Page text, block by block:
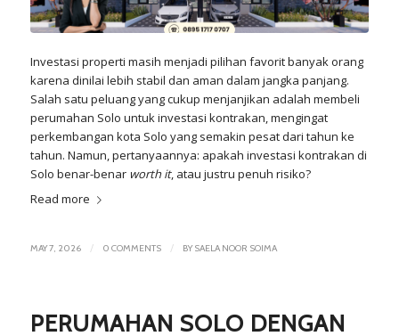
Investasi properti masih menjadi pilihan favorit banyak orang
karena dinilai lebih stabil dan aman dalam jangka panjang.
Salah satu peluang yang cukup menjanjikan adalah membeli
perumahan Solo untuk investasi kontrakan, mengingat
perkembangan kota Solo yang semakin pesat dari tahun ke
tahun. Namun, pertanyaannya: apakah investasi kontrakan di
Solo benar-benar worth it, atau justru penuh risiko?
Read more
MAY 7, 2026 / 0 COMMENTS / BYSAELA NOOR SOIMA
PERUMAHAN SOLO DENGAN